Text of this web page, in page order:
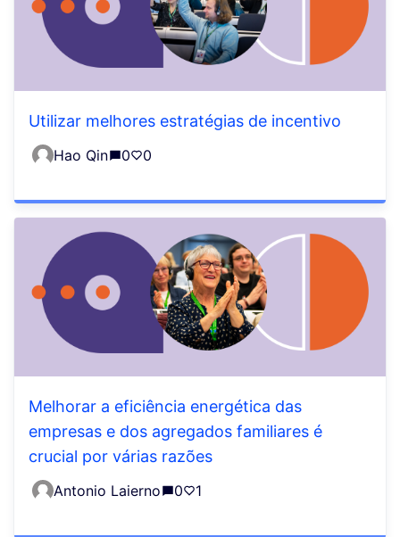
Utilizar melhores estratégias de incentivo
Hao Qin 0 0
Melhorar a eficiência energética das
empresas e dos agregados familiares é
crucial por várias razões
Antonio Laierno 0 1